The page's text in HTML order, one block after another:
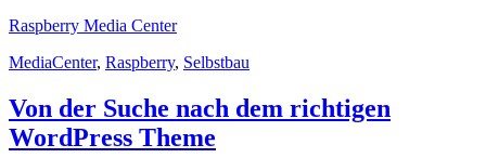
Raspberry Media Center
MediaCenter, Raspberry, Selbstbau
Von der Suche nach dem richtigen
WordPress Theme